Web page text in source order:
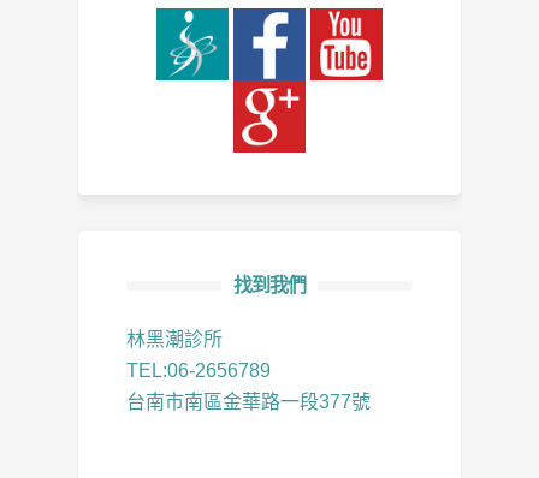
找到我們
林黑潮診所
TEL:06-2656789
台南市南區金華路一段377號